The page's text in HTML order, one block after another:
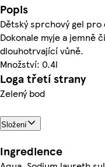
Popis
Dětský sprchový gel
Dokonale myje a jemně
dlouhotrvající vůně.
Množství: 0.4l
Loga třetí strany
Zelený bod
Složení
Ingredience